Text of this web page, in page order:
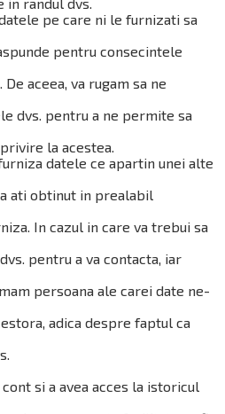
pe care ni le furnizati sa
pentru consecintele
aceea, va rugam sa ne
dvs. pentru a ne permite sa
la acestea.
datele ce apartin unei alte
ati obtinut in prealabil
In cazul in care va trebui sa
pentru a va contacta, iar
persoana ale carei date ne-
adica despre faptul ca
si a avea acces la istoricul